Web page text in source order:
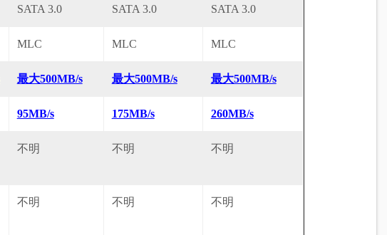
SATA 3.0 SATA 3.0 SATA 3.0
MLC MLC MLC
最大500MB/s 最大500MB/s 最大500MB/s
95MB/s 175MB/s 260MB/s
不明 不明 不明
不明 不明 不明